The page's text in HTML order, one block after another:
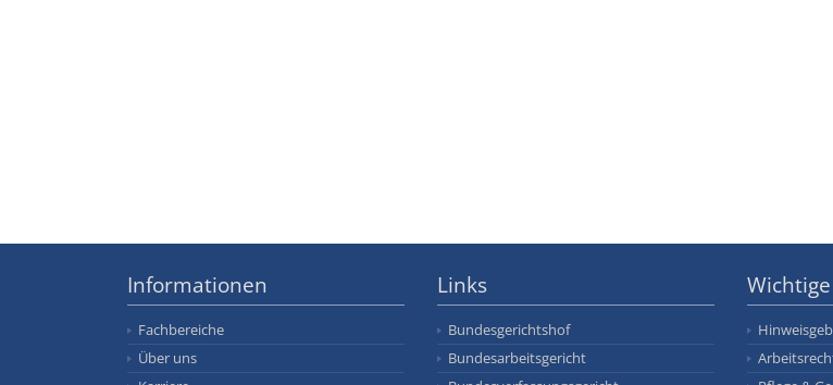
Informationen
Fachbereiche
Über uns
Links
Bundesgerichtshof
Bundesarbeitsgericht